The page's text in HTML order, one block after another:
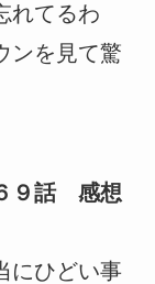
れてるわ
ンを見て驚
９話 感想
にひどい事